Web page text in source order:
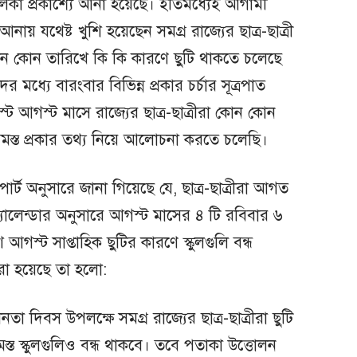
প্রকাশ্যে আনা হয়েছে। ইতিমধ্যেই আগামী
যথেষ্ট খুশি হয়েছেন সমগ্র রাজ্যের ছাত্র-ছাত্রী
তারিখে কি কি কারণে ছুটি থাকতে চলেছে
মধ্যে বারংবার বিভিন্ন প্রকার চর্চার সূত্রপাত
মাসে রাজ্যের ছাত্র-ছাত্রীরা কোন কোন
প্রকার তথ্য নিয়ে আলোচনা করতে চলেছি।
অনুসারে জানা গিয়েছে যে, ছাত্র-ছাত্রীরা আগত
অনুসারে আগস্ট মাসের ৪ টি রবিবার ৬
সাপ্তাহিক ছুটির কারণে স্কুলগুলি বন্ধ
হয়েছে তা হলো:
দিবস উপলক্ষে সমগ্র রাজ্যের ছাত্র-ছাত্রীরা ছুটি
স্কুলগুলিও বন্ধ থাকবে। তবে পতাকা উত্তোলন